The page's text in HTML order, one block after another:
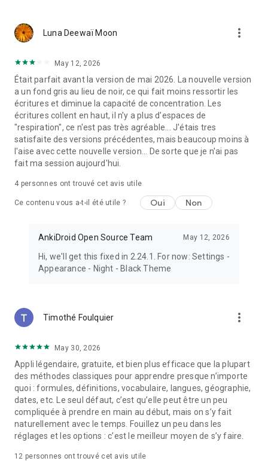
Luna Deewaï Moon more_vert
May 12, 2026
Était parfait avant la version de mai 2026. La nouvelle version
a un fond gris au lieu de noir, ce qui fait moins ressortir les
écritures et diminue la capacité de concentration. Les
écritures collent en haut, il n'y a plus d'espaces de
"respiration", ce n'est pas très agréable... J'étais tres
satisfaite des versions précédentes, mais beaucoup moins à
l'aise avec cette nouvelle version... De sorte que je n'ai pas
fait ma session aujourd'hui.
4 personnes ont trouvé cet avis utile
Ce contenu vous a-t-il été utile ? Oui Non
AnkiDroid Open Source Team May 12, 2026
Hi, we'll get this fixed in 2.24.1. For now: Settings -
Appearance - Night - Black Theme
Timothé Foulquier more_vert
May 30, 2026
Appli légendaire, gratuite, et bien plus efficace que la plupart
des méthodes classiques pour apprendre presque n’importe
quoi : formules, définitions, vocabulaire, langues, géographie,
dates, etc. Le seul défaut, c’est qu’elle peut être un peu
compliquée à prendre en main au début, mais on s’y fait
naturellement avec le temps. Fouillez un peu dans les
réglages et les options : c’est le meilleur moyen de s’y faire.
12 personnes ont trouvé cet avis utile